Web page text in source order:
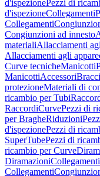
d'ispezionePezzi di
d'ispezioneCollegamenti
Collegamenti
Congiunzioni ad innesto
materialiAllacciamenti
Allacciamenti agli
Curve tecnicheManicotti
ManicottiAccessori
protezioneMateriali di
ricambio per Tubi
RaccordiCurvePezzi di
per BragheRiduzioni
d'ispezionePezzi di
SuperTubePezzi di
ricambio per Curve
DiramazioniCollegamenti
Collegamenti